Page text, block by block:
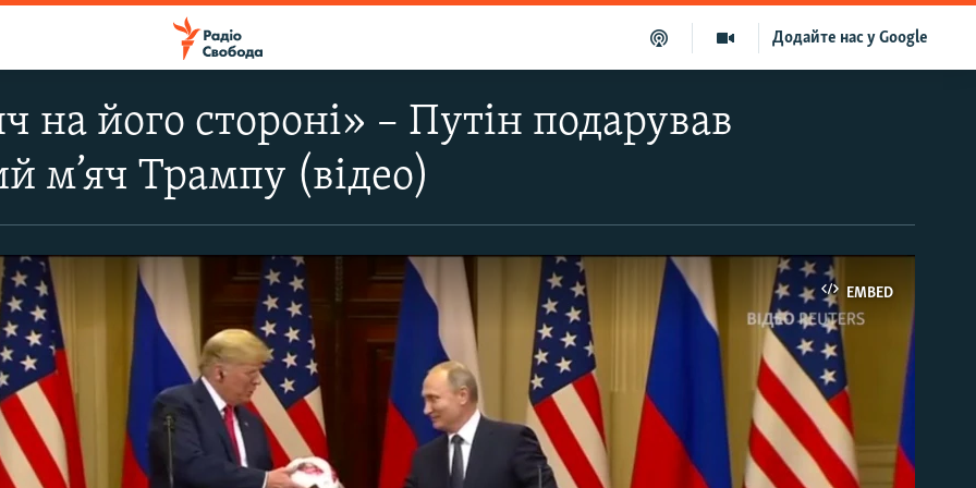
Додайте нас у Google
на його стороні» – Путін подарував
м’яч Трампу (відео)
EMBED